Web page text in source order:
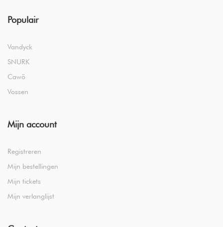
Populair
Vandyck
SNURK
Cawö
Vossen
Mijn account
Registreren
Mijn bestellingen
Mijn tickets
Mijn verlanglijst